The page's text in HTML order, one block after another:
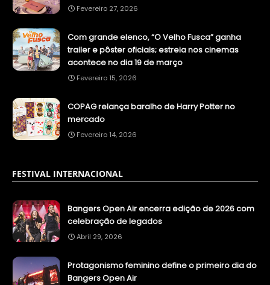
Fevereiro 27, 2026
Com grande elenco, “O Velho Fusca” ganha
trailer e pôster oficiais; estreia nos cinemas
acontece no dia 19 de março
Fevereiro 15, 2026
COPAG relança baralho de Harry Potter no
mercado
Fevereiro 14, 2026
FESTIVAL INTERNACIONAL
Bangers Open Air encerra edição de 2026 com
celebração de legados
Abril 29, 2026
Protagonismo feminino define o primeiro dia do
Bangers Open Air